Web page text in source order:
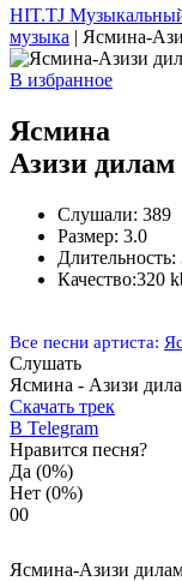
HIT.TJ
музыка | Ясмина-
В избранное
Ясмина
Азизи дилам
Слушали: 389
Размер: 3.0
Длительность:
Качество:320
Все песни артиста:
Слушать
Ясмина - Азизи
Скачать трек
В Telegram
Нравится песня?
Да (0%)
Нет (0%)
00
Ясмина-Азизи